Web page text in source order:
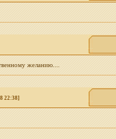
желанию....
22:38]